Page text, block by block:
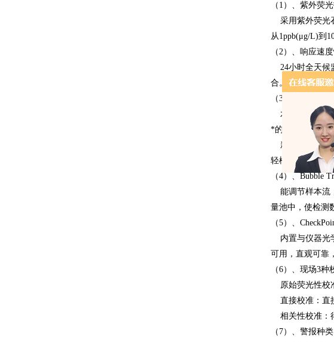
（1）、紫外荧
采用紫外荧光
从1ppb(μg/L)到
（2）、响应速
24小时全天候
合。
（3）、非接触
水样下降流入
*的气帘系统能
新型的EZ-A非
轻松取出更换发
（4）、Bubble
能调节样本流
量池中，使检测
（5）、
内置与仪器光
可用，直观可靠
（6）、现场3种
原始荧光性校
直接校准：直
相关性校准：
（7）、警报种类